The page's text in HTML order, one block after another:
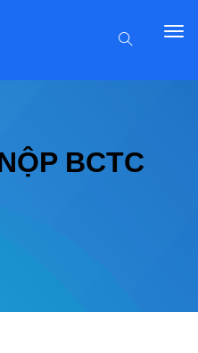
BCTC